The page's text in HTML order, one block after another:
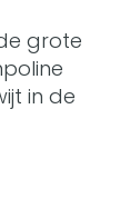
grote
in de